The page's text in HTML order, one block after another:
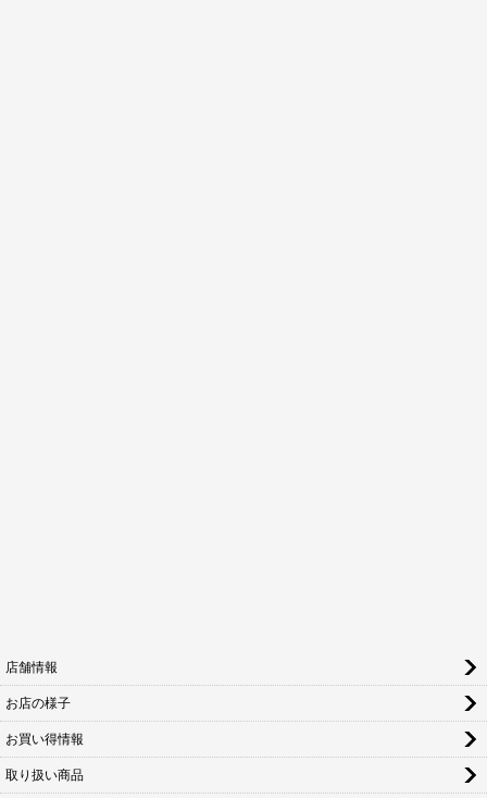
店舗情報
お店の様子
お買い得情報
取り扱い商品